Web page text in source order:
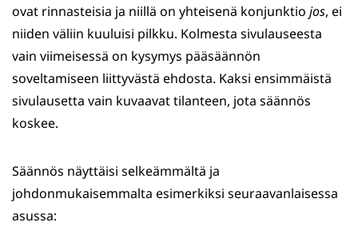
ovat rinnasteisia ja niillä on yhteisenä konjunktio jos, ei
niiden väliin kuuluisi pilkku. Kolmesta sivulauseesta
vain viimeisessä on kysymys pääsäännön
soveltamiseen liittyvästä ehdosta. Kaksi ensimmäistä
sivulausetta vain kuvaavat tilanteen, jota säännös
koskee.
Säännös näyttäisi selkeämmältä ja
johdonmukaisemmalta esimerkiksi seuraavanlaisessa
asussa: